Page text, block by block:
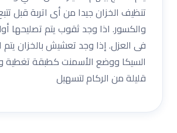
تنظيف الخزان جيدا من أى اتربة قبل
والكسور. اذا وجد ثقوب يتم تصليحها
فى العزل. إذا وجد تعشيش بالخزان
السيكا ووضع الأسمنت كطبقة تغطية
قليلة من الركام لتسهيل